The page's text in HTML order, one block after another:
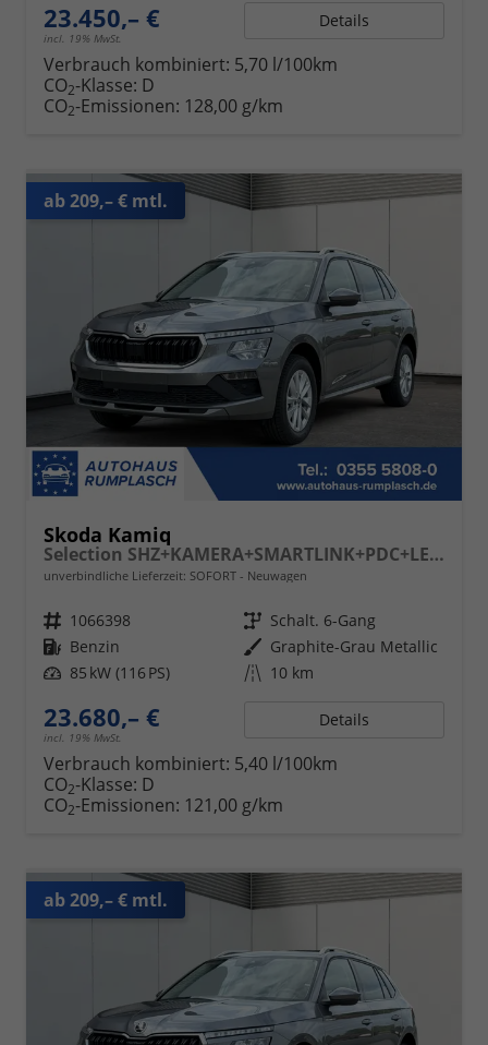
23.450,– €
incl. 19% MwSt.
Details
Verbrauch kombiniert: 5,70 l/100km
CO2-Klasse: D
CO2-Emissionen: 128,00 g/km
ab 209,– € mtl.
Skoda Kamiq
Selection SHZ+KAMERA+SMARTLINK+PDC+LED+16" ALU
unverbindliche Lieferzeit: SOFORT Neuwagen
Fahrzeugnr. 1066398 Getriebe Schalt. 6-Gang
Kraftstoff Benzin Außenfarbe Graphite-Grau Metallic
Leistung 85 kW (116 PS) Kilometerstand 10 km
23.680,– €
incl. 19% MwSt.
Details
Verbrauch kombiniert: 5,40 l/100km
CO2-Klasse: D
CO2-Emissionen: 121,00 g/km
ab 209,– € mtl.